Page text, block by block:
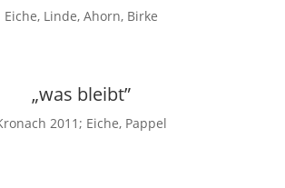
Eiche, Linde, Ahorn, Birke
„was bleibt”
2011; Eiche, Pappel